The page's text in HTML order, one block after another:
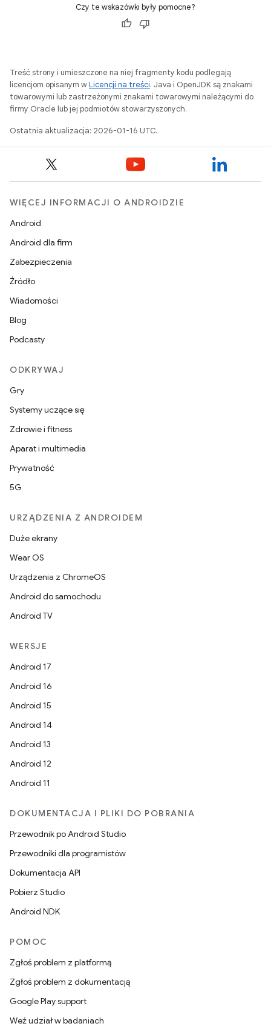
Czy te wskazówki były pomocne?
Treść strony i umieszczone na niej fragmenty kodu podlegają
licencjom opisanym wLicencji na treści. Java i OpenJDK są znakami
towarowymi lub zastrzeżonymi znakami towarowymi należącymi do
firmy Oracle lub jej podmiotów stowarzyszonych.
Ostatnia aktualizacja: 2026-01-16 UTC.
WIĘCEJ INFORMACJI O ANDROIDZIE
Android
Android dla firm
Zabezpieczenia
Źródło
Wiadomości
Blog
Podcasty
ODKRYWAJ
Gry
Systemy uczące się
Zdrowie i fitness
Aparat i multimedia
Prywatność
5G
URZĄDZENIA Z ANDROIDEM
Duże ekrany
Wear OS
Urządzenia z ChromeOS
Android do samochodu
Android TV
WERSJE
Android 17
Android 16
Android 15
Android 14
Android 13
Android 12
Android 11
DOKUMENTACJA I PLIKI DO POBRANIA
Przewodnik po Android Studio
Przewodniki dla programistów
Dokumentacja API
Pobierz Studio
Android NDK
POMOC
Zgłoś problem z platformą
Zgłoś problem z dokumentacją
Google Play support
Weź udział w badaniach